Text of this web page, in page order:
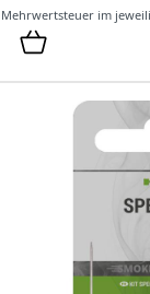
Mehrwertsteuer im